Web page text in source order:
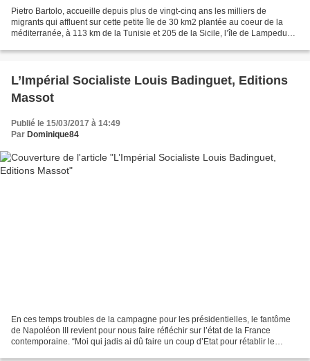
Pietro Bartolo, accueille depuis plus de vingt-cinq ans les milliers de
migrants qui affluent sur cette petite île de 30 km2 plantée au coeur de la
méditerranée, à 113 km de la Tunisie et 205 de la Sicile, l’île de Lampedusa.
L’Impérial Socialiste Louis Badinguet, Editions
Massot
Publié le 15/03/2017 à 14:49
Par Dominique84
En ces temps troubles de la campagne pour les présidentielles, le fantôme
de Napoléon III revient pour nous faire réfléchir sur l’état de la France
contemporaine. “Moi qui jadis ai dû faire un coup d’Etat pour rétablir le